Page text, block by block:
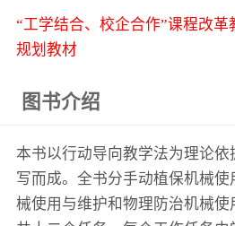
“工学结合、校企合作”课程改
规划教材
图书介绍
本书以行动导向教学法为理论
写而成。全书分手动植保机械
械使用与维护和物理防治机械使